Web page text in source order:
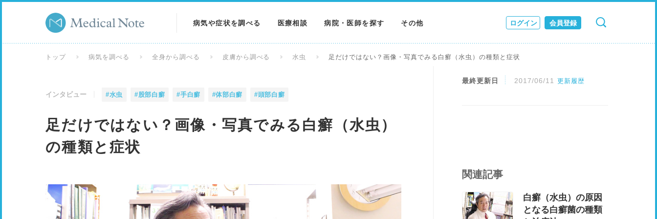
病気や症状を調べる
検査を調べる
医療相談 病院・医師を探す その他 ログイン 会員登録
検索 キャンセル
トップ 病気を調べる 全身から調べる 皮膚から調べる 水虫 足だけではない？画像・写真でみる白癬（水虫）の種類と症状
インタビュー #水虫 #股部白癬 #手白癬 #体部白癬 #頭部白癬
足だけではない？画像・写真でみる白癬（水虫）
の種類と症状
最終更新日 2017/06/11 更新履歴
関連記事
白癬（水虫）の原因
となる白癬菌の種類